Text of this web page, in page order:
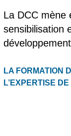
La DCC mène
sensibilisation
LA FORMATION
L’EXPERTISE